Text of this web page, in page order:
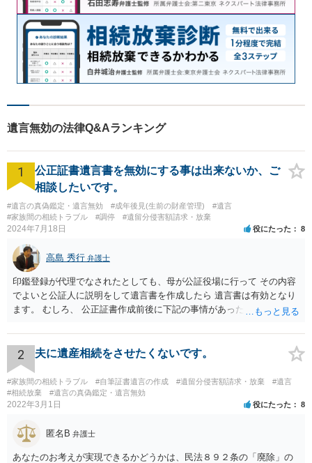
遺言無効の法律Q&Aランキング
1
公正証書遺言書を無効にする事は出来ないか、ご
相談したいです。
#遺言の真偽鑑定・遺言無効 #成年後見(生前の財産管理)
#遺言
#家族間の相続トラブル
#調停 #遺留分侵害額請求・放棄
2024年7月18日 役にたった 8
高島 秀行 弁護士
印鑑登録が代理でなされたとしても、母が公証役場に行って その内容
でよいと公証人に説明をして遺言書を作成したら 遺言書は有効となり
ます。 むしろ、 公正証書作成前後に下記の事情があったことが証明で
月に携帯が新しくなった母からの第一声は「ここにいたら殺される」
「面会に来てくれ」で、長男に聞くと「面会は出来ない。俺は携帯電
話の使い方を教える為に会っている」「母の話は聞かなくて良い」と
電話が切れました。その後の電話でも「食事に毒が入っている」「体
にチップが埋められている」等、おかしかったです。 当時の診療記
録、介護認定の資料、介護記録を取得して 弁護士に面談で相談された
2 夫に遺産相続をさせたくないです。
#家族間の相続トラブル #自筆証書遺言の作成 #遺留分侵害額請求・放棄
#遺言
#相続放棄
#遺言の真偽鑑定・遺言無効
2022年3月1日 役にたった 8
匿名B 弁護士
あなたのお考えが実現できるかどうかは、民法８９２条の「廃除」の